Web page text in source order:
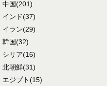
中国(201)
インド(37)
イラン(29)
韓国(32)
シリア(16)
北朝鮮(31)
エジプト(15)